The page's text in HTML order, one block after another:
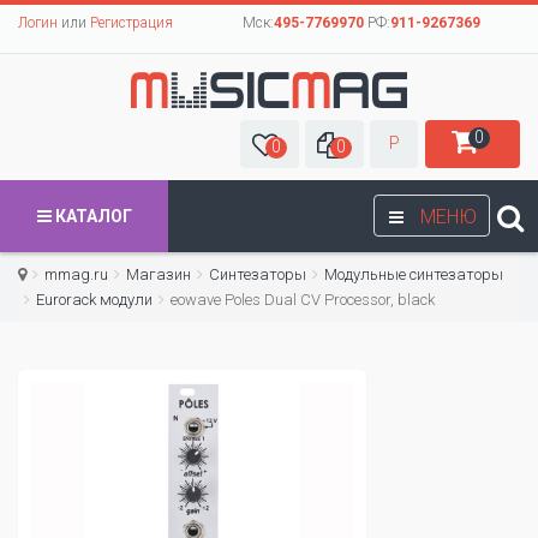
Логин или Регистрация Мск:495-7769970РФ:911-9267369
0 0 Р 0
МЕНЮ
КАТАЛОГ
mmag.ru Магазин Синтезаторы
Модульные синтезаторы
Eurorack модули
eowave Poles Dual CV Processor, black